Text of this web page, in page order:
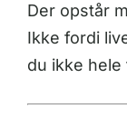
Der opstår
Ikke fordi
du ikke hele